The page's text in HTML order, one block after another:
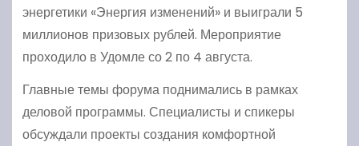
энергетики «Энергия изменений» и выиграли 5
миллионов призовых рублей. Мероприятие
проходило в Удомле со 2 по 4 августа.
Главные темы форума поднимались в рамках
деловой программы. Специалисты и спикеры
обсуждали проекты создания комфортной